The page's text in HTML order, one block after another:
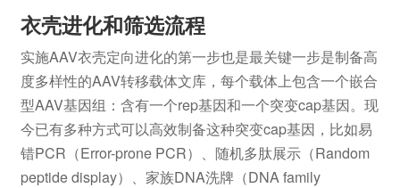
衣壳进化和筛选流程
实施AAV衣壳定向进化的第一步也是最关键一步是制备高
度多样性的AAV转移载体文库，每个载体上包含一个嵌合
型AAV基因组：含有一个rep基因和一个突变cap基因。现
今已有多种方式可以高效制备这种突变cap基因，比如易
错PCR（Error-prone PCR）、随机多肽展示（Random
peptide display）、家族DNA洗牌（DNA family